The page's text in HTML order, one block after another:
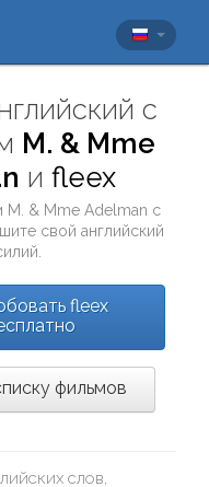
с
M. & Mme
иfleex
M. & Mme Adelman с
свой английский
fleex
фильмов
слов,